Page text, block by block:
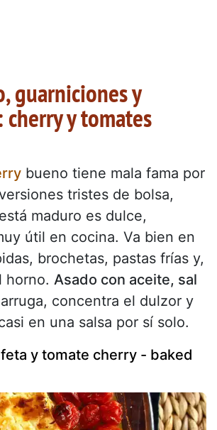
guarniciones y
y tomates
bueno tiene mala fama por
tristes de bolsa,
maduro es dulce,
útil en cocina. Va bien en
brochetas, pastas frías y,
horno. Asado con aceite, sal
concentra el dulzor y
en una salsa por sí solo.
y tomate cherry - baked